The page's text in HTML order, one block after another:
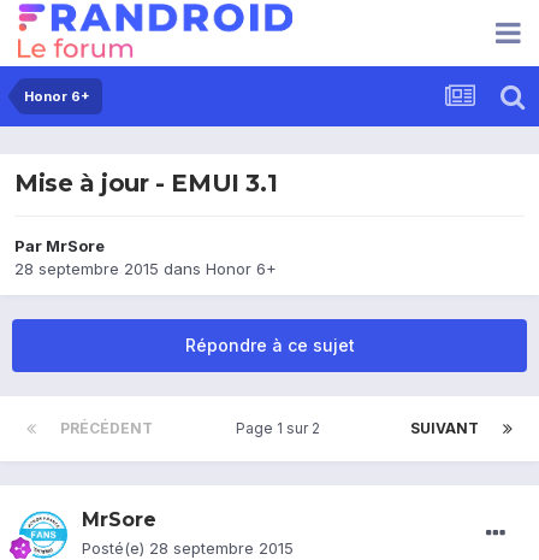
Honor 6+
Mise à jour - EMUI 3.1
Par MrSore
28 septembre 2015 dans Honor 6+
Répondre à ce sujet
PRÉCÉDENT SUIVANT
Page 1 sur 2
MrSore
Posté(e) 28 septembre 2015